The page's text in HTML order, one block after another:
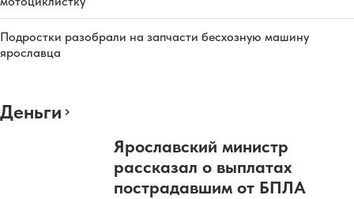
Подростки разобрали на запчасти бесхозную машину
ярославца
Деньги
Ярославский министр
рассказал о выплатах
пострадавшим от БПЛА